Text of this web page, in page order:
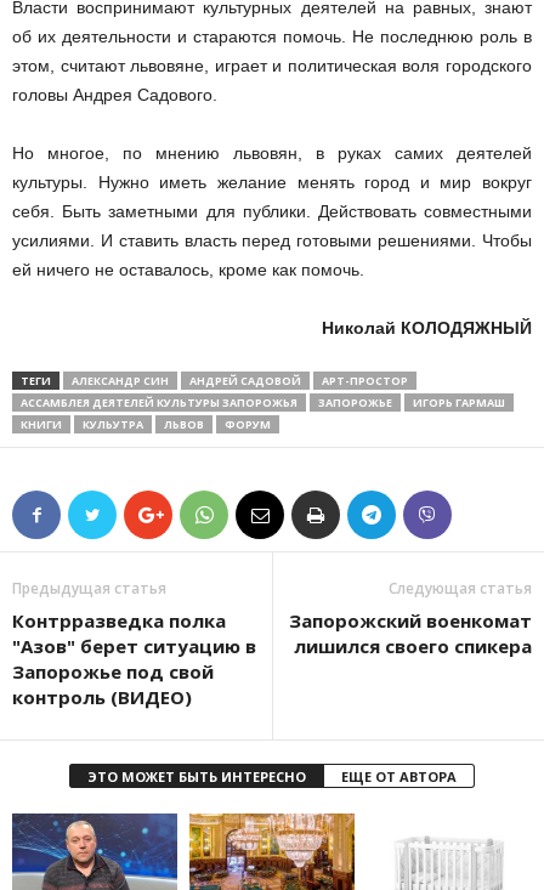
Власти воспринимают культурных деятелей на равных, знают
об их деятельности и стараются помочь. Не последнюю роль в
этом, считают львовяне, играет и политическая воля городского
головы Андрея Садового.
Но многое, по мнению львовян, в руках самих деятелей
культуры. Нужно иметь желание менять город и мир вокруг
себя. Быть заметными для публики. Действовать совместными
усилиями. И ставить власть перед готовыми решениями. Чтобы
ей ничего не оставалось, кроме как помочь.
Николай КОЛОДЯЖНЫЙ
ТЕГИ АЛЕКСАНДР СИН АНДРЕЙ САДОВОЙ
АРТ-ПРОСТОР
АССАМБЛЕЯ ДЕЯТЕЛЕЙ КУЛЬТУРЫ ЗАПОРОЖЬЯ
ЗАПОРОЖЬЕ
ИГОРЬ ГАРМАШ
КНИГИ
КУЛЬУТРА ЛЬВОВ ФОРУМ
Предыдущая статья
Контрразведка полка
"Азов" берет ситуацию в
Запорожье под свой
контроль (ВИДЕО)
Следующая статья
Запорожский военкомат
лишился своего спикера
ЭТО МОЖЕТ БЫТЬ ИНТЕРЕСНО ЕЩЕ ОТ АВТОРА